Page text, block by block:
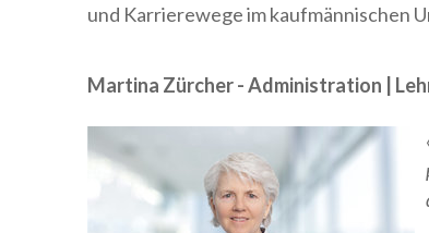
und Karrierewege im kaufmännischen
Martina Zürcher - Administration |